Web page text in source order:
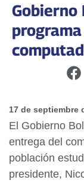
17 de septiembre
El Gobierno
entrega del
población
presidente,